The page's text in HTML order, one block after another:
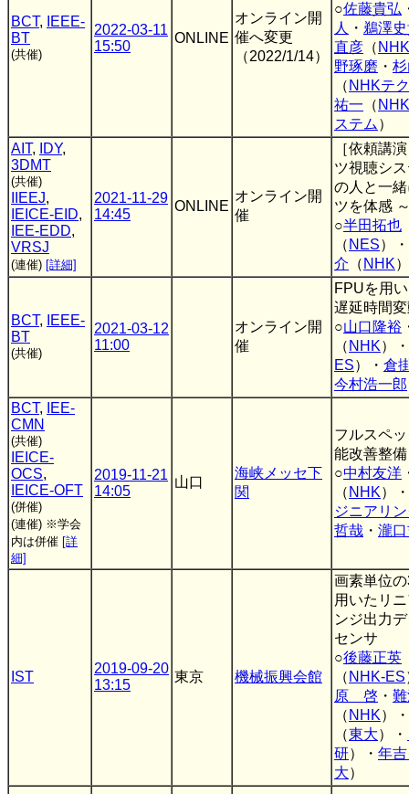
BCT,
IEEE-
BT
(共催)
2022-03-11
15:50
ONLINE
オンライン開
催へ変更
（2022/1/14）
○佐藤貴弘
人
・ 鵜澤
直彦 （ NHK
野琢磨 ・
（ NHKテ
祐一 （
ステム ）
AIT, IDY,
3DMT
(共催)
IIEEJ,
IEICE-EID,
IEE-EDD,
VRSJ
(連催) [詳細]
2021-11-29
14:45
ONLINE
オンライン開
催
［依頼講
ツ視聴シ
の人と一
ツを体感
○半田拓也
（ NES）・
介 （ NHK）
BCT,
IEEE-
BT
(共催)
2021-03-12
11:00
オンライン開
催
FPUを用
遅延時間
○山口隆裕
（ NHK）・
ES）・ 倉
今村浩一郎
BCT,
IEE-
CMN
(共催)
IEICE-
OCS,
IEICE-OFT
(併催)
(連催) ※学会
内は併催 [詳
細]
2019-11-21
14:05
山口
海峡メッセ下
関
フルスペ
能改善整備
○中村友洋
（ NHK）・
ジニアリ
哲哉 ・ 瀧
IST
2019-09-20
13:15
東京 機械振興会館
画素単位
用いたリ
ンジ出力
センサ
○後藤正英
（ NHK-ES
原 啓 ・
（ NHK）・
（東大）・
研）・ 年
大）